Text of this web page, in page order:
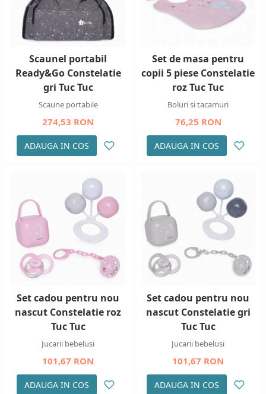
Scaunel portabil
Ready&Go Constelatie
gri Tuc Tuc
Scaune portabile
274,53 RON
ADAUGA IN COS
Set de masa pentru
copii 5 piese Constelatie
roz Tuc Tuc
Boluri si tacamuri
76,25 RON
ADAUGA IN COS
Set cadou pentru nou
nascut Constelatie roz
Tuc Tuc
Jucarii bebelusi
101,67 RON
ADAUGA IN COS
Set cadou pentru nou
nascut Constelatie gri
Tuc Tuc
Jucarii bebelusi
101,67 RON
ADAUGA IN COS